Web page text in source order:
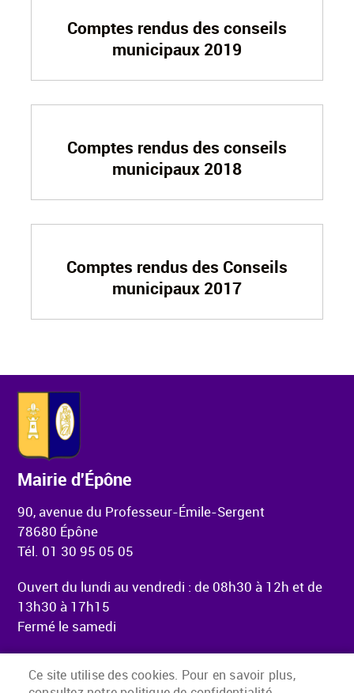
Comptes rendus des conseils
municipaux 2019
Comptes rendus des conseils
municipaux 2018
Comptes rendus des Conseils
municipaux 2017
Mairie d'Épône
90, avenue du Professeur-Émile-Sergent
78680 Épône
Tél. 01 30 95 05 05
Ouvert du lundi au vendredi : de 08h30 à 12h et de
13h30 à 17h15
Fermé le samedi
Ce site utilise des cookies. Pour en savoir plus,